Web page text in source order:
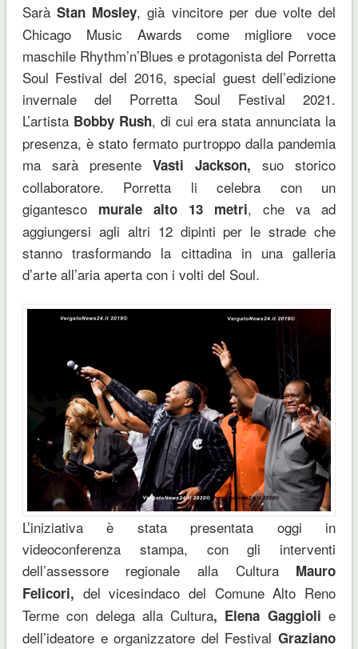
SaràStan Mosley, già vincitore per due volte del
Chicago Music Awards come migliore voce
maschile Rhythm’n’Blues e protagonista del Porretta
Soul Festival del 2016, special guest dell’edizione
invernale del Porretta Soul Festival 2021.
L’artista Bobby Rush, di cui era stata annunciata la
presenza, è stato fermato purtroppo dalla pandemia
ma sarà presente Vasti Jackson, suo storico
collaboratore. Porretta li celebra con un
gigantesco murale alto 13 metri, che va ad
aggiungersi agli altri 12 dipinti per le strade che
stanno trasformando la cittadina in una galleria
d’arte all’aria aperta con i volti del Soul.
L’iniziativa è stata presentata oggi in
videoconferenza stampa, con gli interventi
dell’assessore regionale alla Cultura Mauro
Felicori, del vicesindaco del Comune Alto Reno
Terme con delega alla Cultura, Elena Gaggiolie
dell’ideatore e organizzatore del FestivalGraziano